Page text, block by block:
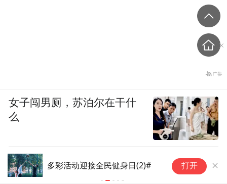
多彩活动迎接全民健身日(2)# 打开
女子闯男厕，苏泊尔在干什
么